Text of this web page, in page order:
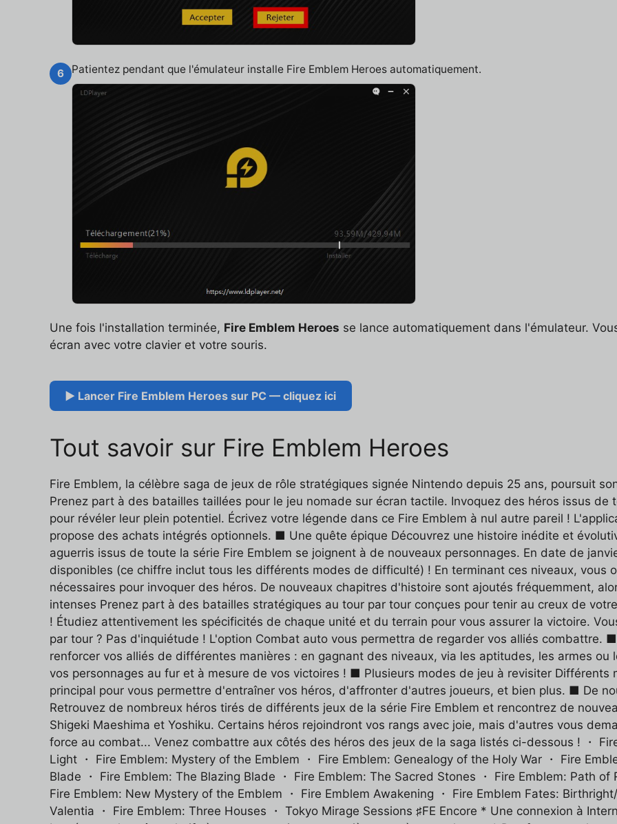
6 Patientez pendant que l'émulateur installe Fire Emblem Heroes automatiquement.
Une fois l'installation terminée, Fire Emblem Heroes se lance automatiquement dans l'émulateur.
écran avec votre clavier et votre souris.
▶ Lancer Fire Emblem Heroes sur PC — cliquez ici
Tout savoir sur Fire Emblem Heroes
Fire Emblem, la célèbre saga de jeux de rôle stratégiques signée Nintendo depuis 25 ans, poursuit
Prenez part à des batailles taillées pour le jeu nomade sur écran tactile. Invoquez des héros issus
pour révéler leur plein potentiel. Écrivez votre légende dans ce Fire Emblem à nul autre pareil !
propose des achats intégrés optionnels. ■ Une quête épique Découvrez une histoire inédite et
aguerris issus de toute la série Fire Emblem se joignent à de nouveaux personnages. En date de
disponibles (ce chiffre inclut tous les différents modes de difficulté) ! En terminant ces niveaux, vous
nécessaires pour invoquer des héros. De nouveaux chapitres d'histoire sont ajoutés fréquemment,
intenses Prenez part à des batailles stratégiques au tour par tour conçues pour tenir au creux de
! Étudiez attentivement les spécificités de chaque unité et du terrain pour vous assurer la victoire.
par tour ? Pas d'inquiétude ! L'option Combat auto vous permettra de regarder vos alliés combattre.
renforcer vos alliés de différentes manières : en gagnant des niveaux, via les aptitudes, les armes
vos personnages au fur et à mesure de vos victoires ! ■ Plusieurs modes de jeu à revisiter
principal pour vous permettre d'entraîner vos héros, d'affronter d'autres joueurs, et bien plus. ■ De
Retrouvez de nombreux héros tirés de différents jeux de la série Fire Emblem et rencontrez de
Shigeki Maeshima et Yoshiku. Certains héros rejoindront vos rangs avec joie, mais d'autres vous
force au combat... Venez combattre aux côtés des héros des jeux de la saga listés ci-dessous ! ・
Light ・ Fire Emblem: Mystery of the Emblem ・ Fire Emblem: Genealogy of the Holy War ・ Fire
Blade ・ Fire Emblem: The Blazing Blade ・ Fire Emblem: The Sacred Stones ・ Fire Emblem: Path of
Fire Emblem: New Mystery of the Emblem ・ Fire Emblem Awakening ・ Fire Emblem Fates:
Valentia ・ Fire Emblem: Three Houses ・ Tokyo Mirage Sessions ♯FE Encore * Une connexion à